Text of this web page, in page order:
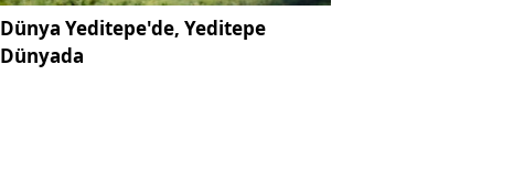
Dünya Yeditepe'de, Yeditepe
Dünyada